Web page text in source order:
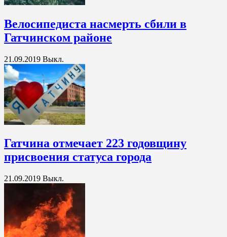
Велосипедиста насмерть сбили в
Гатчинском районе
21.09.2019 Выкл.
Гатчина отмечает 223 годовщину
присвоения статуса города
21.09.2019 Выкл.